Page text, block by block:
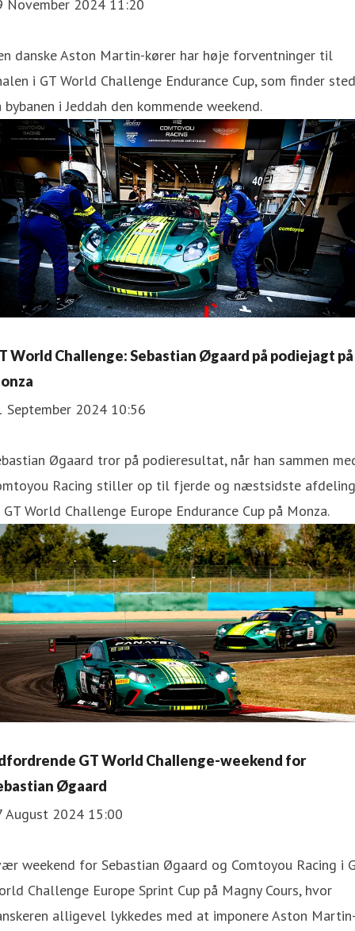
November 2024 11:20
danske Aston Martin-kører har høje forventninger til
i GT World Challenge Endurance Cup, som finder sted
bybanen i Jeddah den kommende weekend.
World Challenge: Sebastian Øgaard på podiejagt på
September 2024 10:56
Øgaard tror på podieresultat, når han sammen
Racing stiller op til fjerde og næstsidste afdeling
World Challenge Europe Endurance Cup på Monza.
GT World Challenge-weekend for
Øgaard
August 2024 15:00
weekend for Sebastian Øgaard og Comtoyou Racing i
Challenge Europe Sprint Cup på Magny Cours, hvor
alligevel lykkedes med at imponere Aston